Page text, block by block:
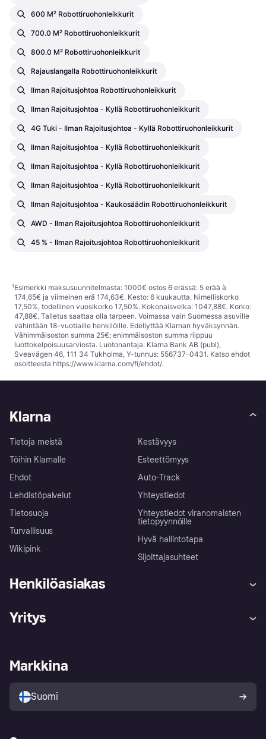
600 M² Robottiruohonleikkurit
700.0 M² Robottiruohonleikkurit
800.0 M² Robottiruohonleikkurit
Rajauslangalla Robottiruohonleikkurit
Ilman Rajoitusjohtoa Robottiruohonleikkurit
Ilman Rajoitusjohtoa - Kyllä Robottiruohonleikkurit
4G Tuki - Ilman Rajoitusjohtoa - Kyllä Robottiruohonleikkurit
Ilman Rajoitusjohtoa - Kyllä Robottiruohonleikkurit
Ilman Rajoitusjohtoa - Kyllä Robottiruohonleikkurit
Ilman Rajoitusjohtoa - Kyllä Robottiruohonleikkurit
Ilman Rajoitusjohtoa - Kaukosäädin Robottiruohonleikkurit
AWD - Ilman Rajoitusjohtoa Robottiruohonleikkurit
45 % - Ilman Rajoitusjohtoa Robottiruohonleikkurit
¹Esimerkki maksusuunnitelmasta: 1000€ ostos 6 erässä: 5 erää à
174,65€ ja viimeinen erä 174,63€. Kesto: 6 kuukautta. Nimelliskorko
17,50%, todellinen vuosikorko 17,50%. Kokonaisvelka: 1047,88€. Korko:
47,88€. Talletus saattaa olla tarpeen. Voimassa vain Suomessa asuville
vähintään 18-vuotiaille henkilöille. Edellyttää Klarnan hyväksynnän.
Vähimmäisoston summa 25€; enimmäisoston summa riippuu
luottokelpoisuusarviosta. Luotonantaja: Klarna Bank AB (publ),
Sveavägen 46, 111 34 Tukholma, Y-tunnus: 556737-0431. Katso ehdot
osoitteesta https://www.klarna.com/fi/ehdot/.
Klarna
Tietoja meistä
Töihin Klarnalle
Ehdot
Lehdistöpalvelut
Tietosuoja
Turvallisuus
Wikipink
Kestävyys
Esteettömyys
Auto-Track
Yhteystiedot
Yhteystiedot viranomaisten
tietopyynnöille
Hyvä hallintotapa
Sijoittajasuhteet
Henkilöasiakas
Kirjaudu sisään
Tutustu kauppoihin
Ostajan turva
Yritys
Kirjaudu sisään yrityksenä
Markkina
Suomi